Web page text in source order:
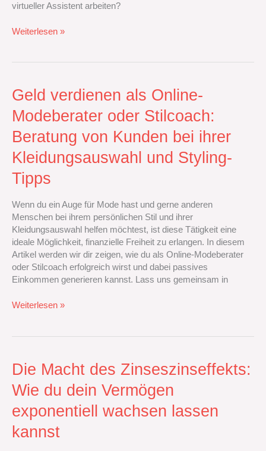
virtueller Assistent arbeiten?
Weiterlesen »
Geld verdienen als Online-
Modeberater oder Stilcoach:
Beratung von Kunden bei ihrer
Kleidungsauswahl und Styling-
Tipps
Wenn du ein Auge für Mode hast und gerne anderen
Menschen bei ihrem persönlichen Stil und ihrer
Kleidungsauswahl helfen möchtest, ist diese Tätigkeit eine
ideale Möglichkeit, finanzielle Freiheit zu erlangen. In diesem
Artikel werden wir dir zeigen, wie du als Online-Modeberater
oder Stilcoach erfolgreich wirst und dabei passives
Einkommen generieren kannst. Lass uns gemeinsam in
Geld
verdienen
als
Modeberater
oder
Stilcoach:
Beratung
Kunden
bei
ihrer
Kleidungsauswahl
und
Styling-
Tipps
Weiterlesen »
Die Macht des Zinseszinseffekts:
Wie du dein Vermögen
exponentiell wachsen lassen
kannst
Die
Macht
des
Wie
du
dein